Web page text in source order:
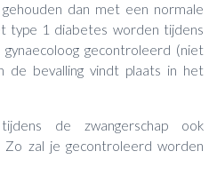
dan met een normale
type 1 diabetes worden tijdens
gecontroleerd (niet
de bevalling vindt plaats in het
de zwangerschap ook
Zo zal je gecontroleerd worden